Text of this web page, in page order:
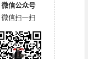
微信公众号
微信扫一扫